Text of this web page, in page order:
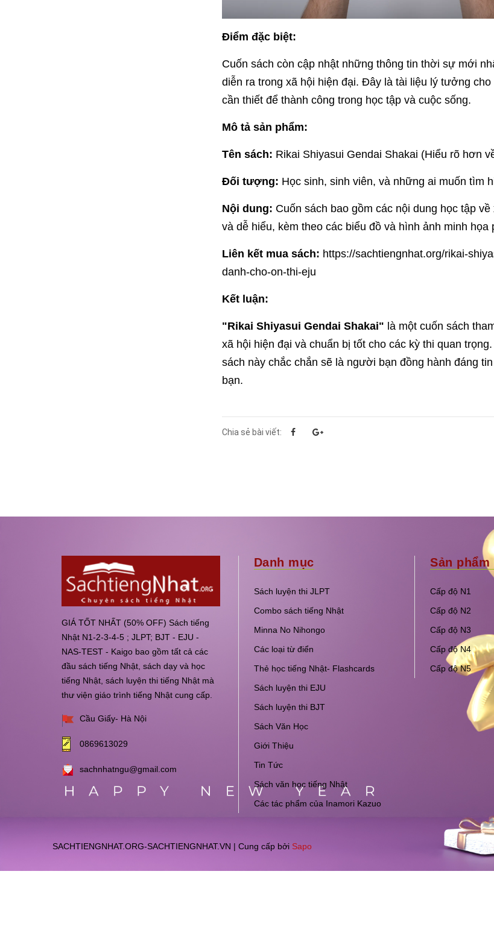
Điểm đặc biệt:
Cuốn sách còn cập nhật những thông tin thời sự mới
diễn ra trong xã hội hiện đại. Đây là tài liệu lý tưởng
cần thiết để thành công trong học tập và cuộc sống.
Mô tả sản phẩm:
Tên sách: Rikai Shiyasui Gendai Shakai (Hiểu rõ hơn
Đối tượng: Học sinh, sinh viên, và những ai muốn tìm
Nội dung: Cuốn sách bao gồm các nội dung học tập
và dễ hiểu, kèm theo các biểu đồ và hình ảnh minh họa
Liên kết mua sách: https://sachtiengnhat.org/rikai-
danh-cho-on-thi-eju
Kết luận:
"Rikai Shiyasui Gendai Shakai" là một cuốn sách
xã hội hiện đại và chuẩn bị tốt cho các kỳ thi quan
sách này chắc chắn sẽ là người bạn đồng hành đáng
bạn.
Chia sẻ bài viết:
GIÁ TỐT NHẤT (50% OFF) Sách tiếng
Nhật N1-2-3-4-5 ; JLPT; BJT - EJU -
NAS-TEST - Kaigo bao gồm tất cả các
đầu sách tiếng Nhật, sách dạy và học
tiếng Nhật, sách luyện thi tiếng Nhật mà
thư viện giáo trình tiếng Nhật cung cấp.
Cầu Giấy- Hà Nội
0869613029
sachnhatngu@gmail.com
Danh mục
Sách luyện thi JLPT
Combo sách tiếng Nhật
Minna No Nihongo
Các loại từ điển
Thẻ học tiếng Nhật- Flashcards
Sách luyện thi EJU
Sách luyện thi BJT
Sách Văn Học
Giới Thiệu
Tin Tức
Sách văn học tiếng Nhật
Các tác phẩm của Inamori Kazuo
Sản
Cấp độ N1
Cấp độ N2
Cấp độ N3
Cấp độ N4
Cấp độ N5
SACHTIENGNHAT.ORG-SACHTIENGNHAT.VN | Cung cấp bởi Sapo